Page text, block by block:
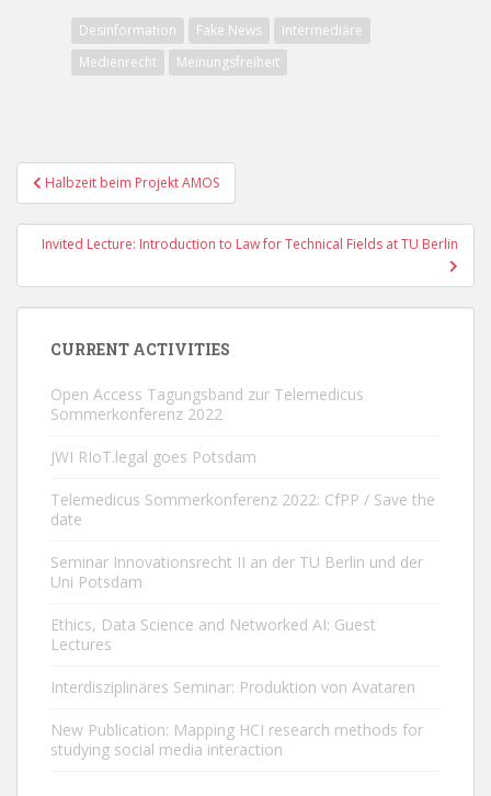
Desinformation Fake News
Intermediäre
Medienrecht
Meinungsfreiheit
Post
navigation
Halbzeit beim Projekt AMOS
Invited Lecture: Introduction to Law for Technical Fields at TU Berlin
CURRENT ACTIVITIES
Open Access Tagungsband zur Telemedicus
Sommerkonferenz 2022
JWI RIoT.legal goes Potsdam
Telemedicus Sommerkonferenz 2022: CfPP / Save the
date
Seminar Innovationsrecht II an der TU Berlin und der
Uni Potsdam
Ethics, Data Science and Networked AI: Guest
Lectures
Interdisziplinäres Seminar: Produktion von Avataren
New Publication: Mapping HCI research methods for
studying social media interaction